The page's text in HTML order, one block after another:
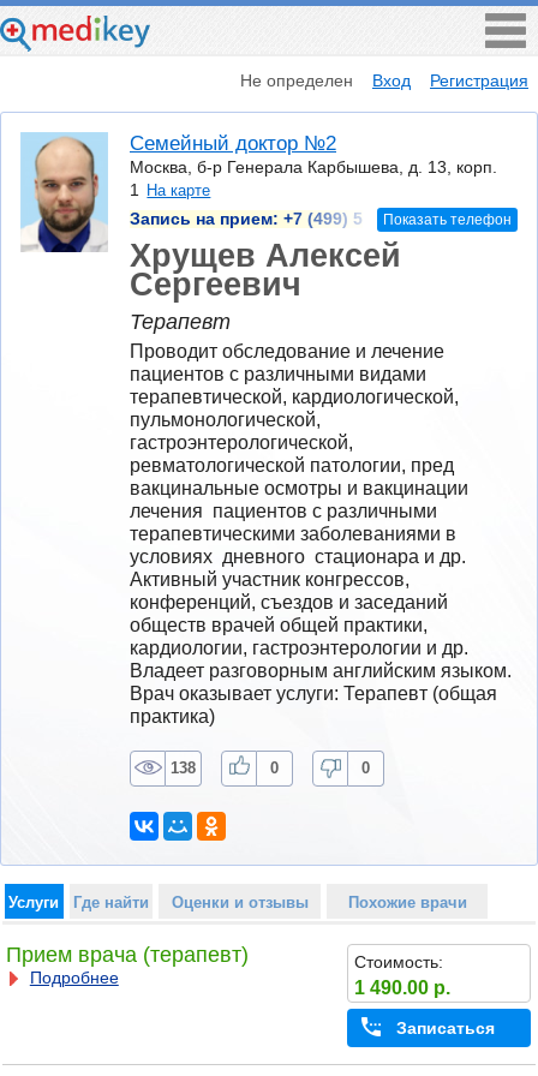
Не определен Вход Регистрация
Семейный доктор №2
Москва, б-р Генерала Карбышева, д. 13, корп.
1
На карте
Запись на прием: +7 (499) 5 Показать телефон
Хрущев Алексей
Сергеевич
Терапевт
Проводит обследование и лечение
пациентов с различными видами
терапевтической, кардиологической,
пульмонологической,
гастроэнтерологической,
ревматологической патологии, пред
вакцинальные осмотры и вакцинации
лечения  пациентов с различными
терапевтическими заболеваниями в
условиях  дневного  стационара и др.
Активный участник конгрессов,
конференций, съездов и заседаний
обществ врачей общей практики,
кардиологии, гастроэнтерологии и др.
Владеет разговорным английским языком.
Врач оказывает услуги: Терапевт (общая
практика)
138 0 0
Услуги Где найти Оценки и отзывы Похожие врачи
Прием врача (терапевт)
Подробнее
Стоимость:
1 490.00 р.
Записаться